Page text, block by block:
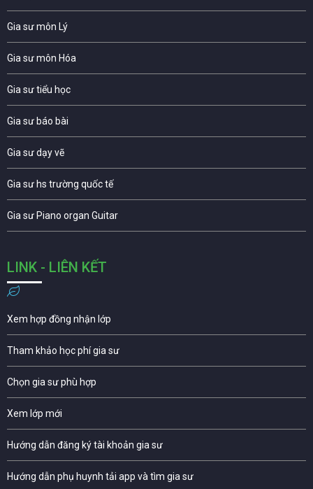
Gia sư môn Lý
Gia sư môn Hóa
Gia sư tiểu học
Gia sư báo bài
Gia sư dạy vẽ
Gia sư hs trường quốc tế
Gia sư Piano organ Guitar
LINK - LIÊN KẾT
Xem hợp đồng nhận lớp
Tham khảo học phí gia sư
Chọn gia sư phù hợp
Xem lớp mới
Hướng dẫn đăng ký tài khoản gia sư
Hướng dẫn phụ huynh tải app và tìm gia sư